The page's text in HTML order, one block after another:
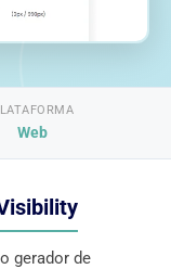
Web
gerador de